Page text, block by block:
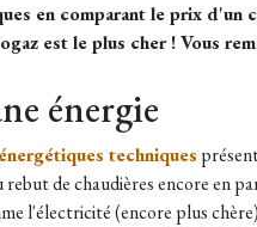
en comparant le prix d'un
est le plus cher ! Vous
énergie
techniques
rebut de chaudières encore en
l'électricité (encore plus